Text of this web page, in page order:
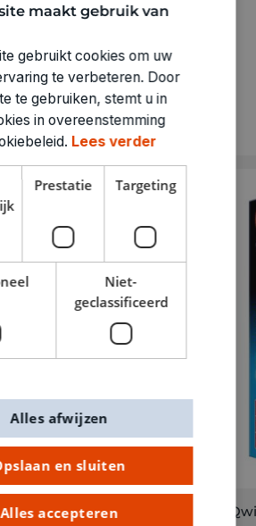
scoreblok 2 stuks van 80
maakt gebruik van
gebruikt cookies om uw
te verbeteren. Door
te gebruiken, stemt u in
in overeenstemming
Lees verder
Prestatie Targeting
Niet-
geclassificeerd
en sluiten
Alles accepteren
Alles afwijzen